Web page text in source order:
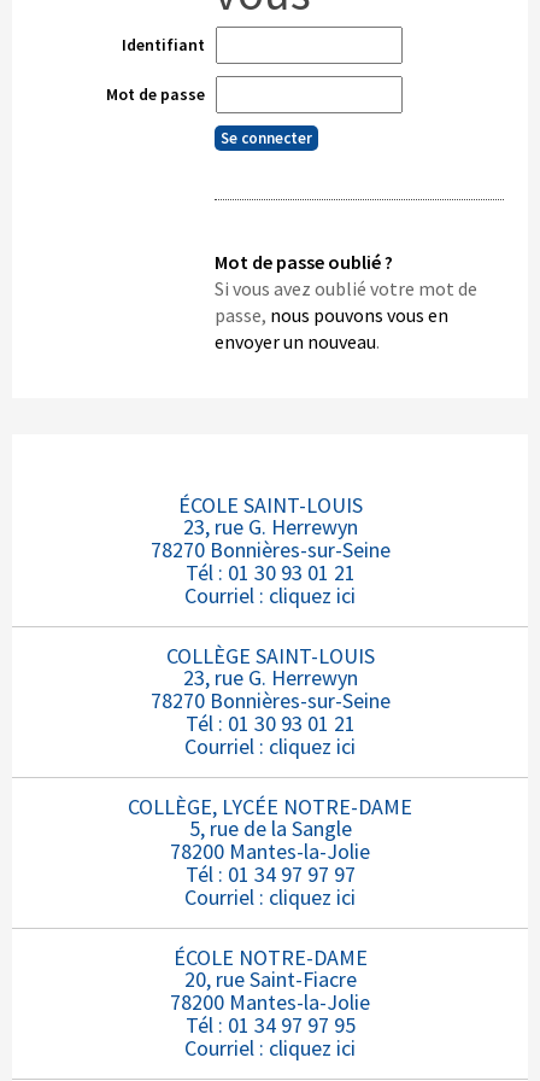
Identifiant
Mot de passe
Mot de passe oublié ?
Si vous avez oublié votre mot de
passe, nous pouvons vous en
envoyer un nouveau.
ÉCOLE SAINT-LOUIS
23, rue G. Herrewyn
78270 Bonnières-sur-Seine
Tél : 01 30 93 01 21
Courriel : cliquez ici
COLLÈGE SAINT-LOUIS
23, rue G. Herrewyn
78270 Bonnières-sur-Seine
Tél : 01 30 93 01 21
Courriel : cliquez ici
COLLÈGE, LYCÉE NOTRE-DAME
5, rue de la Sangle
78200 Mantes-la-Jolie
Tél : 01 34 97 97 97
Courriel : cliquez ici
ÉCOLE NOTRE-DAME
20, rue Saint-Fiacre
78200 Mantes-la-Jolie
Tél : 01 34 97 97 95
Courriel : cliquez ici